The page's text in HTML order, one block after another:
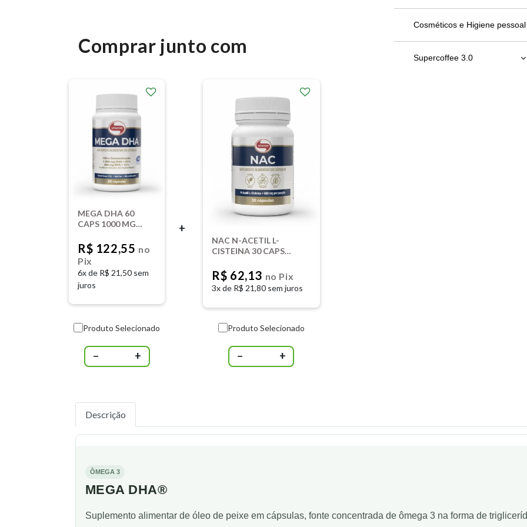
Bebidas em Geral
Chocolates
Cosméticos e Higiene pessoal
Supercoffee 3.0
Comprar junto com
MEGA DHA 60
CAPS 1000 MG
R$ 122,55 no
Pix
6x de R$ 21,50 sem
juros
Produto Selecionado
− +
+
NAC N-ACETIL L-
CISTEINA 30 CAPS
R$ 62,13 no Pix
3x de R$ 21,80 sem juros
Produto Selecionado
− +
Descrição
ÔMEGA 3
MEGA DHA®
Suplemento alimentar de óleo de peixe em cápsulas, fonte concentrada de ômega 3 na forma de